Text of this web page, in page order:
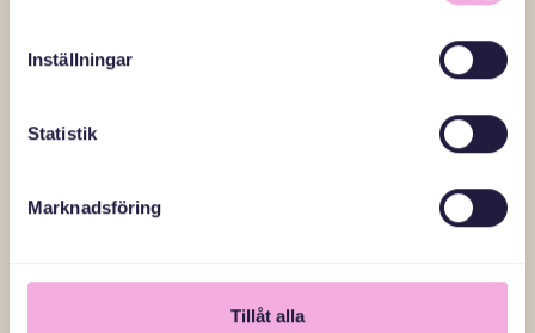
Inställningar
Statistik
Marknadsföring
Tillåt alla
utmaningar.
Bara ett barn hade en svensk förälder. På föräldramöten
hade vi ofta flera tolkar, det var en självklarhet, berättar
hon.
– På Mariatorget är det ofta homogent – etablerade